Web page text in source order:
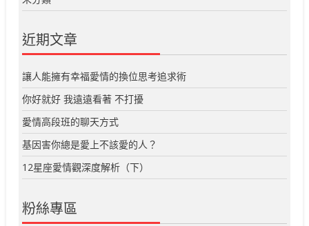
近期文章
讓人能擁有幸福愛情的換位思考追求術
你好就好 我遠遠看著 不打擾
愛情高段班的聊天方式
基因害你總是愛上不該愛的人？
12星座愛情觀深度解析（下）
粉絲專區